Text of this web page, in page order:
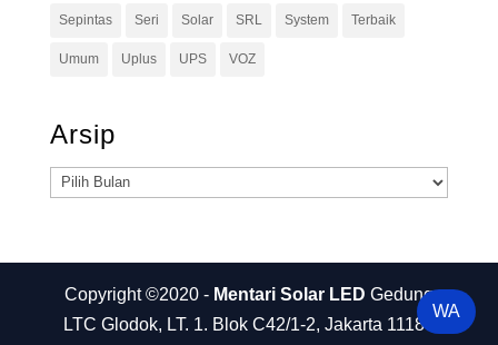
Sepintas Seri Solar SRL System Terbaik
Umum Uplus UPS VOZ
Arsip
Arsip
Copyright ©2020 - Mentari Solar LED Gedung
LTC Glodok, LT. 1. Blok C42/1-2, Jakarta 11180
WA